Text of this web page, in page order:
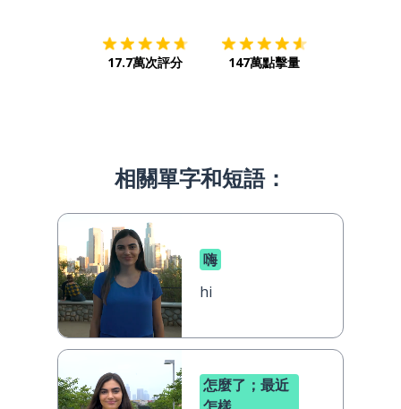
17.7萬次評分 147萬點擊量
相關單字和短語：
嗨
hi
怎麼了；最近